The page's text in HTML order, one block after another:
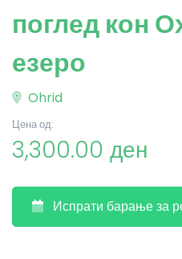
поглед кон
езеро
Ohrid
Цена од:
3,300.00 ден
Испрати барање за